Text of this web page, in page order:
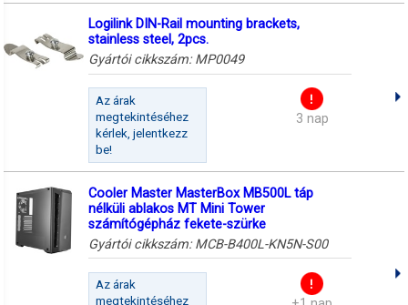
Logilink DIN-Rail mounting brackets,
stainless steel, 2pcs.
Gyártói cikkszám: MP0049
Az árak
megtekintéséhez
kérlek, jelentkezz
be!
3 nap
Cooler Master MasterBox MB500L táp
nélküli ablakos MT Mini Tower
számítógépház fekete-szürke
Gyártói cikkszám: MCB-B400L-KN5N-S00
Az árak
megtekintéséhez